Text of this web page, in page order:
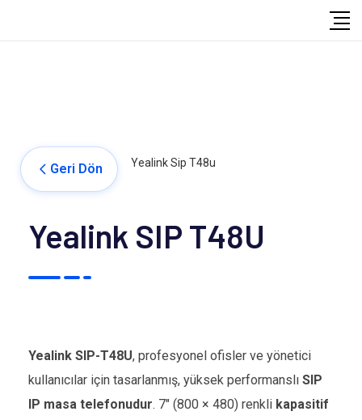
Geri Dön Yealink Sip T48u
Yealink SIP T48U
Yealink SIP-T48U, profesyonel ofisler ve yönetici
kullanıcılar için tasarlanmış, yüksek performanslı SIP
IP masa telefonudur. 7″ (800 × 480) renkli kapasitif